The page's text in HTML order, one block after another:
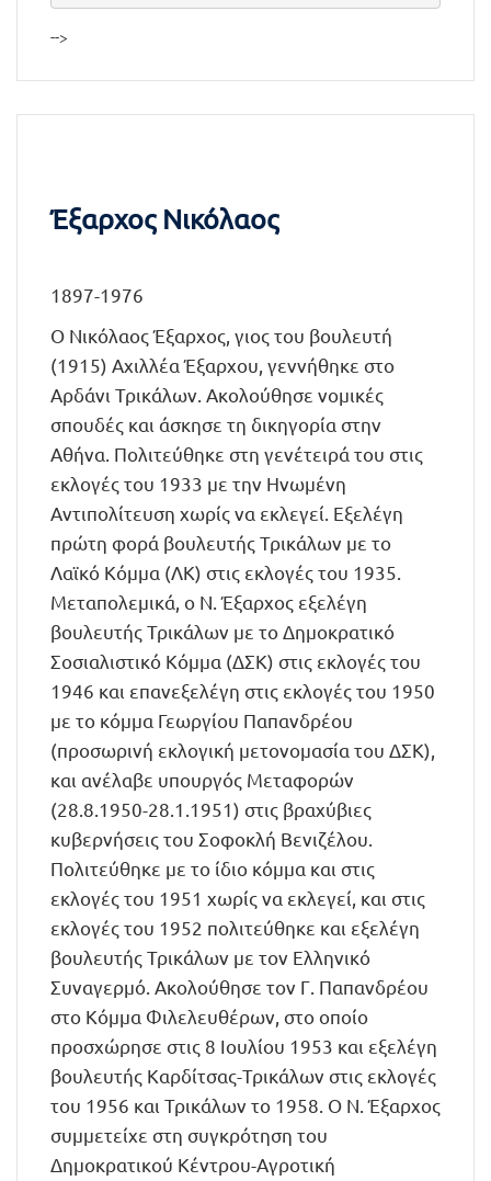
-->
Έξαρχος Νικόλαος
1897-1976
Ο Νικόλαος Έξαρχος, γιος του βουλευτή
(1915) Αχιλλέα Έξαρχου, γεννήθηκε στο
Αρδάνι Τρικάλων. Ακολούθησε νομικές
σπουδές και άσκησε τη δικηγορία στην
Αθήνα. Πολιτεύθηκε στη γενέτειρά του στις
εκλογές του 1933 με την Ηνωμένη
Αντιπολίτευση χωρίς να εκλεγεί. Εξελέγη
πρώτη φορά βουλευτής Τρικάλων με το
Λαϊκό Κόμμα (ΛΚ) στις εκλογές του 1935.
Μεταπολεμικά, ο Ν. Έξαρχος εξελέγη
βουλευτής Τρικάλων με το Δημοκρατικό
Σοσιαλιστικό Κόμμα (ΔΣΚ) στις εκλογές του
1946 και επανεξελέγη στις εκλογές του 1950
με το κόμμα Γεωργίου Παπανδρέου
(προσωρινή εκλογική μετονομασία του ΔΣΚ),
και ανέλαβε υπουργός Μεταφορών
(28.8.1950-28.1.1951) στις βραχύβιες
κυβερνήσεις του Σοφοκλή Βενιζέλου.
Πολιτεύθηκε με το ίδιο κόμμα και στις
εκλογές του 1951 χωρίς να εκλεγεί, και στις
εκλογές του 1952 πολιτεύθηκε και εξελέγη
βουλευτής Τρικάλων με τον Ελληνικό
Συναγερμό. Ακολούθησε τον Γ. Παπανδρέου
στο Κόμμα Φιλελευθέρων, στο οποίο
προσχώρησε στις 8 Ιουλίου 1953 και εξελέγη
βουλευτής Καρδίτσας-Τρικάλων στις εκλογές
του 1956 και Τρικάλων το 1958. Ο Ν. Έξαρχος
συμμετείχε στη συγκρότηση του
Δημοκρατικού Κέντρου-Αγροτική